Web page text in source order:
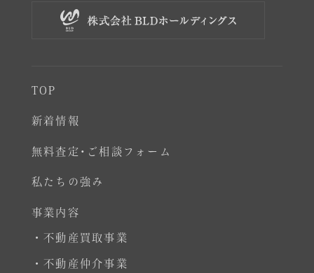
TOP
新着情報
無料査定･ご相談フォーム
私たちの強み
事業内容
・不動産買取事業
・不動産仲介事業